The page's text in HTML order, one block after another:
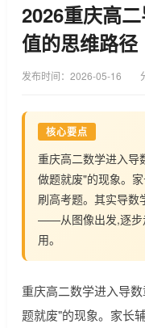
2026重庆高
值的思维路径
发布时间： 2026-05-16
核心要点
重庆高二数学进入导
做题就废"的现象。
刷高考题。其实导数
——从图像出发,逐步
用。
重庆高二数学进入导
题就废"的现象。家长